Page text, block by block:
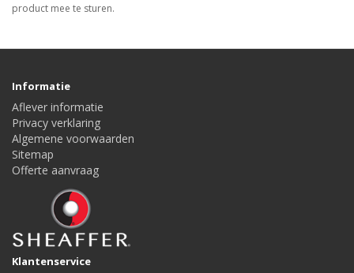
product mee te sturen.
Informatie
Aflever informatie
Privacy verklaring
Algemene voorwaarden
Sitemap
Offerte aanvraag
Klantenservice